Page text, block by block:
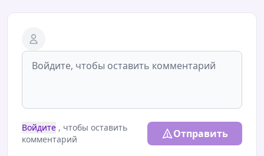
Войдите , чтобы оставить
комментарий
Отправить